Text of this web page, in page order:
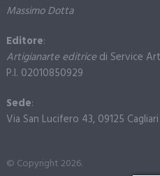
Massimo Dotta
Editore:
Artigianarte editricedi Service
P.I. 02010850929
Sede:
Via San Lucifero 43, 09125 Cagliari
© Copyright 2026.